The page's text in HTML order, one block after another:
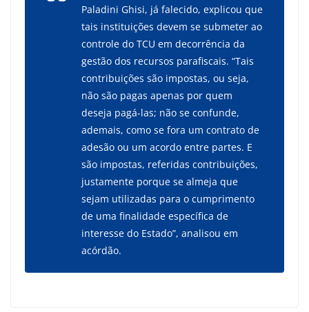
Paladini Ghisi, já falecido, explicou que
tais instituições devem se submeter ao
controle do TCU em decorrência da
gestão dos recursos parafiscais. “Tais
contribuições são impostas, ou seja,
não são pagas apenas por quem
deseja pagá-las; não se confunde,
ademais, como se fora um contrato de
adesão ou um acordo entre partes. E
são impostas, referidas contribuições,
justamente porque se almeja que
sejam utilizadas para o cumprimento
de uma finalidade específica de
interesse do Estado”, analisou em
acórdão.